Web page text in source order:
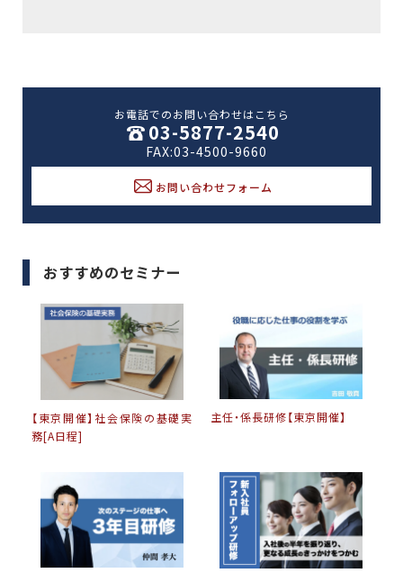
お電話でのお問い合わせはこちら
03-5877-2540
FAX:03-4500-9660
お問い合わせフォーム
おすすめのセミナー
【東京開催】社会保険の基礎実
務[A日程]
主任・係長研修【東京開催】